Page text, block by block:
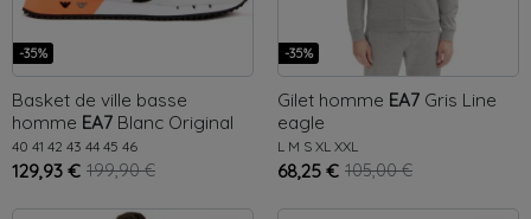
-35%
Basket de ville basse
homme EA7 Blanc Original
40 41 42 43 44 45 46
129,93 € 199,90 €
-35%
Gilet homme EA7 Gris Line
eagle
L M S XL XXL
68,25 € 105,00 €